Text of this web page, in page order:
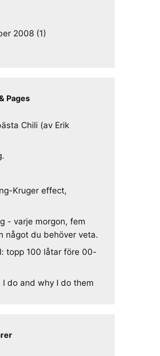
2008 (1)
Pages
Chili (av Erik
Kruger effect,
- varje morgon, fem
något du behöver veta.
topp 100 låtar före 00-
I do and why I do them